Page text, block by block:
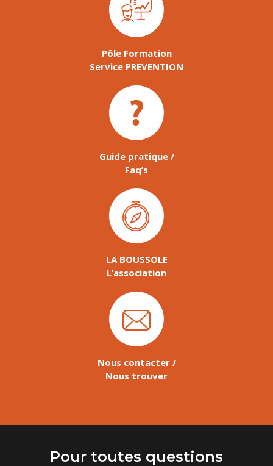
Pôle Formation
Service PREVENTION
Guide pratique /
Faq’s
LA BOUSSOLE
L’association
Nous contacter /
Nous trouver
Pour toutes questions